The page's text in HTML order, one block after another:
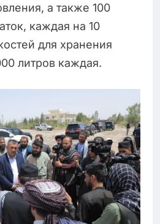
а также 100
каждая на 10
для хранения
литров каждая.